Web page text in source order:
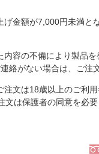
げ金額が7,000円未満
内容の不備により製品
絡がない場合は、ご注
文は18歳以上のご利用
は保護者の同意を必要